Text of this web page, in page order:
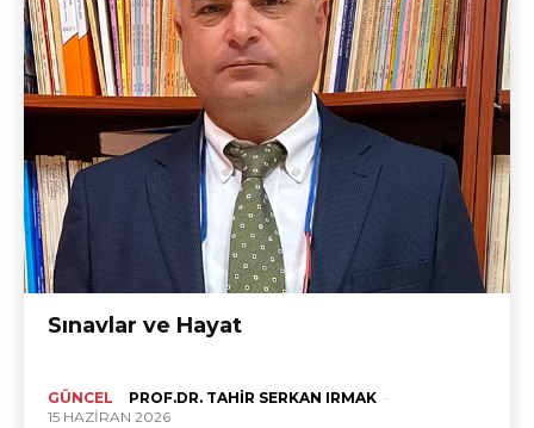
Sınavlar ve Hayat
GÜNCEL PROF.DR. TAHIR SERKAN IRMAK -
15 HAZIRAN 2026